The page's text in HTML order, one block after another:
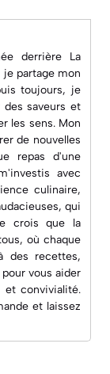
derrière La
je partage mon
toujours, je
saveurs et
les sens. Mon
de nouvelles
repas d'une
avec
culinaire,
qui
crois que la
où chaque
des recettes,
vous aider
et convivialité.
et laissez